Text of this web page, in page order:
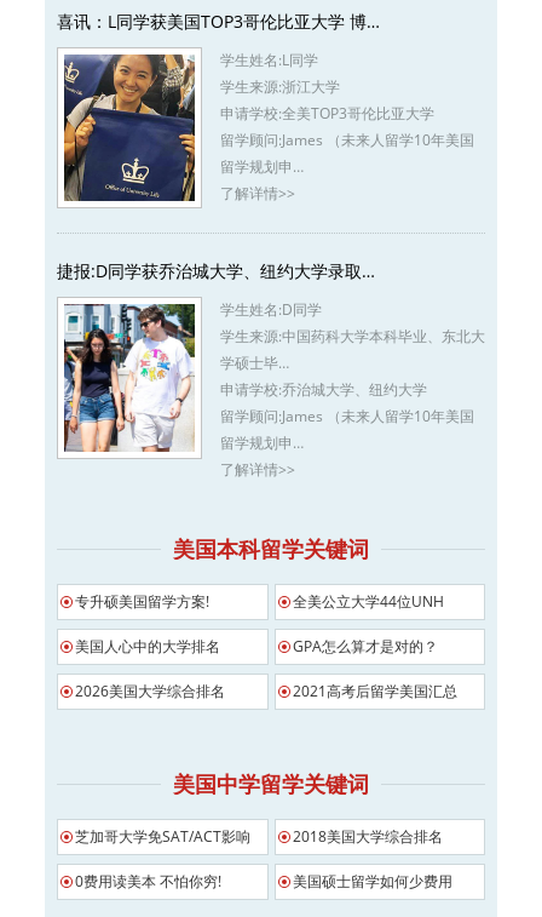
喜讯：L同学获美国TOP3哥伦比亚大学 博…
学生姓名:L同学
学生来源:浙江大学
申请学校:全美TOP3哥伦比亚大学
留学顾问:James （未来人留学10年美国
留学规划申…
了解详情>>
捷报:D同学获乔治城大学、纽约大学录取…
学生姓名:D同学
学生来源:中国药科大学本科毕业、东北大
学硕士毕…
申请学校:乔治城大学、纽约大学
留学顾问:James （未来人留学10年美国
留学规划申…
了解详情>>
美国本科留学关键词
专升硕美国留学方案! 全美公立大学44位UNH
美国人心中的大学排名 GPA怎么算才是对的？
2026美国大学综合排名 2021高考后留学美国汇总
美国中学留学关键词
芝加哥大学免SAT/ACT影响 2018美国大学综合排名
0费用读美本 不怕你穷! 美国硕士留学如何少费用